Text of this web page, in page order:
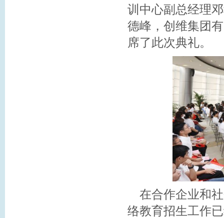
训中心副总经理
德峰，创维集团
席了此次典礼。
在合作企业和社
络教育招生工作